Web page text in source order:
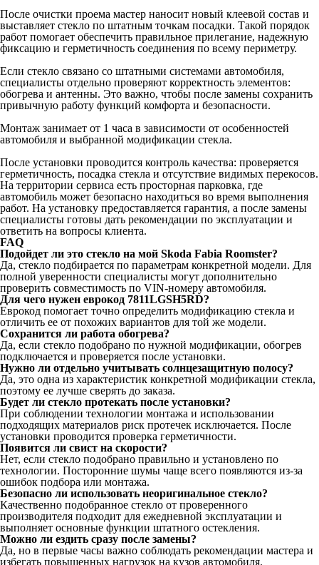
После очистки проема мастер наносит новый клеевой состав и
выставляет стекло по штатным точкам посадки. Такой порядок
работ помогает обеспечить правильное прилегание, надежную
фиксацию и герметичность соединения по всему периметру.
Если стекло связано со штатными системами автомобиля,
специалисты отдельно проверяют корректность элементов:
обогрева и антенны. Это важно, чтобы после замены сохранить
привычную работу функций комфорта и безопасности.
Монтаж занимает от 1 часа в зависимости от особенностей
автомобиля и выбранной модификации стекла.
После установки проводится контроль качества: проверяется
герметичность, посадка стекла и отсутствие видимых перекосов.
На территории сервиса есть просторная парковка, где
автомобиль может безопасно находиться во время выполнения
работ. На установку предоставляется гарантия, а после замены
специалисты готовы дать рекомендации по эксплуатации и
ответить на вопросы клиента.
FAQ
Подойдет ли это стекло на мой Skoda Fabia Roomster?
Да, стекло подбирается по параметрам конкретной модели. Для
полной уверенности специалисты могут дополнительно
проверить совместимость по VIN-номеру автомобиля.
Для чего нужен еврокод 7811LGSH5RD?
Еврокод помогает точно определить модификацию стекла и
отличить ее от похожих вариантов для той же модели.
Сохранится ли работа обогрева?
Да, если стекло подобрано по нужной модификации, обогрев
подключается и проверяется после установки.
Нужно ли отдельно учитывать солнцезащитную полосу?
Да, это одна из характеристик конкретной модификации стекла,
поэтому ее лучше сверять до заказа.
Будет ли стекло протекать после установки?
При соблюдении технологии монтажа и использовании
подходящих материалов риск протечек исключается. После
установки проводится проверка герметичности.
Появится ли свист на скорости?
Нет, если стекло подобрано правильно и установлено по
технологии. Посторонние шумы чаще всего появляются из-за
ошибок подбора или монтажа.
Безопасно ли использовать неоригинальное стекло?
Качественно подобранное стекло от проверенного
производителя подходит для ежедневной эксплуатации и
выполняет основные функции штатного остекления.
Можно ли ездить сразу после замены?
Да, но в первые часы важно соблюдать рекомендации мастера и
избегать повышенных нагрузок на кузов автомобиля.